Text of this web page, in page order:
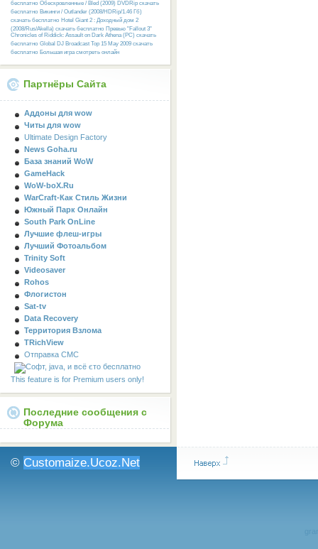
бесплатно Обескровленные / Bled (2009) DVDRip скачать
бесплатно Викинги / Outlander (2008/HDRip/1.46 Гб)
скачать бесплатно Hotel Giant 2 : Доходный дом 2
(2008/Rus/Akella) скачать бесплатно Превью "Fallout 3"
Chronicles of Riddick: Assault on Dark Athena (PC) скачать
бесплатно Global DJ Broadcast Top 15 May 2009 скачать
бесплатно Большая игра смотреть онлайн
Партнёры Сайта
Аддоны для wow
Читы для wow
Ultimate Design Factory
News Goha.ru
База знаний WoW
GameHack
WoW-boX.Ru
WarCraft-Как Стиль Жизни
Южный Парк Онлайн
South Park OnLine
Лучшие флеш-игры
Лучший Фотоальбом
Trinity Soft
Videosaver
Rohos
Флогистон
Sat-tv
Data Recovery
Территория Взлома
TRichView
Отправка СМС
This feature is for Premium users only!
Последние сообщения с
Форума
© Customaize.Ucoz.Net